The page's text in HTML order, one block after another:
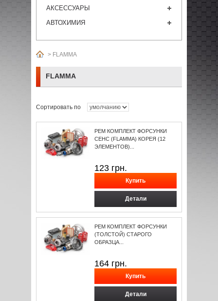
АКСЕССУАРЫ
АВТОХИМИЯ
> FLAMMA
FLAMMA
Сортировать по
РЕМ КОМПЛЕКТ ФОРСУНКИ
СЕНС (FLAMMA) КОРЕЯ (12
ЭЛЕМЕНТОВ)...
123 грн.
Детали
РЕМ КОМПЛЕКТ ФОРСУНКИ
(ТОЛСТОЙ) СТАРОГО
ОБРАЗЦА...
164 грн.
Детали